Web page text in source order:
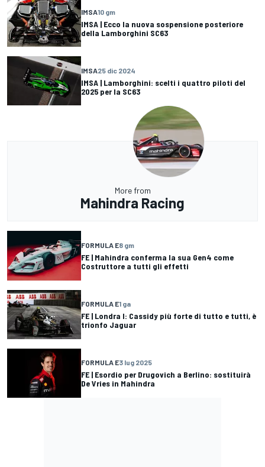
IMSA10 gm
IMSA | Ecco la nuova sospensione posteriore
della Lamborghini SC63
IMSA25 dic 2024
IMSA | Lamborghini: scelti i quattro piloti del
2025 per la SC63
More from
Mahindra Racing
FORMULA E8 gm
FE | Mahindra conferma la sua Gen4 come
Costruttore a tutti gli effetti
FORMULA E1 ga
FE | Londra I: Cassidy più forte di tutto e tutti, è
trionfo Jaguar
FORMULA E3 lug 2025
FE | Esordio per Drugovich a Berlino: sostituirà
De Vries in Mahindra